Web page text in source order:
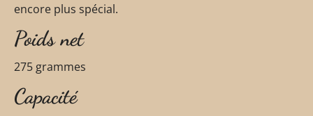
encore plus spécial.
Poids net
275 grammes
Capacité